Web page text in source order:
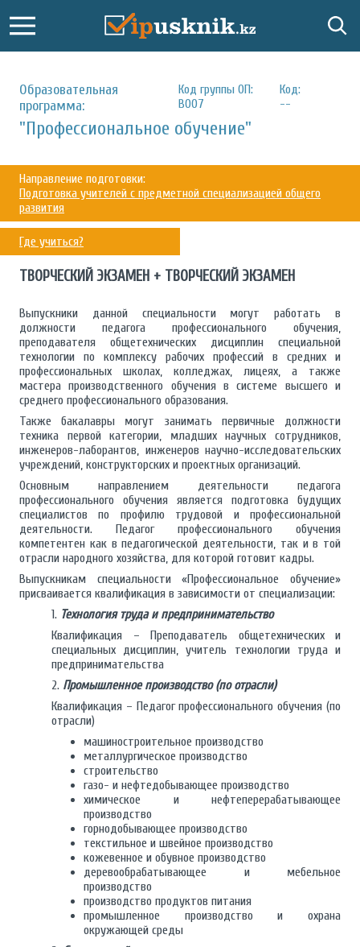
Образовательная
программа:
Код группы ОП:
В007
Код:
--
"Профессиональное обучение"
Направление подготовки:
Подготовка учителей с предметной специализацией общего
развития
Где учиться?
ТВОРЧЕСКИЙ ЭКЗАМЕН + ТВОРЧЕСКИЙ ЭКЗАМЕН
Выпускники данной специальности могут работать в
должности педагога профессионального обучения,
преподавателя общетехнических дисциплин специальной
технологии по комплексу рабочих профессий в средних и
профессиональных школах, колледжах, лицеях, а также
мастера производственного обучения в системе высшего и
среднего профессионального образования.
Также бакалавры могут занимать первичные должности
техника первой категории, младших научных сотрудников,
инженеров-лаборантов, инженеров научно-исследовательских
учреждений, конструкторских и проектных организаций.
Основным направлением деятельности педагога
профессионального обучения является подготовка будущих
специалистов по профилю трудовой и профессиональной
деятельности. Педагог профессионального обучения
компетентен как в педагогической деятельности, так и в той
отрасли народного хозяйства, для которой готовит кадры.
Выпускникам специальности «Профессиональное обучение»
присваивается квалификация в зависимости от специализации:
1. Технология труда и предпринимательство
Квалификация – Преподаватель общетехнических и
специальных дисциплин, учитель технологии труда и
предпринимательства
2. Промышленное производство (по отрасли)
Квалификация – Педагог профессионального обучения (по
отрасли)
машиностроительное производство
металлургическое производство
строительство
газо- и нефтедобывающее производство
химическое и нефтеперерабатывающее
производство
горнодобывающее производство
текстильное и швейное производство
кожевенное и обувное производство
деревообрабатывающее и мебельное
производство
производство продуктов питания
промышленное производство и охрана
окружающей среды